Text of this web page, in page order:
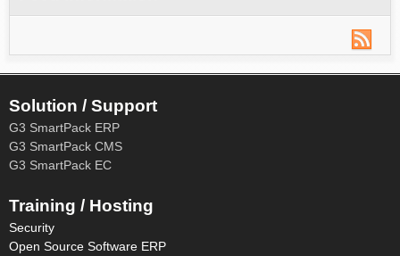
Solution / Support
G3 SmartPack ERP
G3 SmartPack CMS
G3 SmartPack EC
Training / Hosting
Security
Open Source Software ERP